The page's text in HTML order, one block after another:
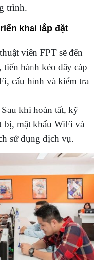
trình.
khai lắp đặt
viên FPT sẽ đến
tiến hành kéo dây cáp
cấu hình và kiểm tra
Sau khi hoàn tất, kỹ
bị, mật khẩu WiFi và
sử dụng dịch vụ.